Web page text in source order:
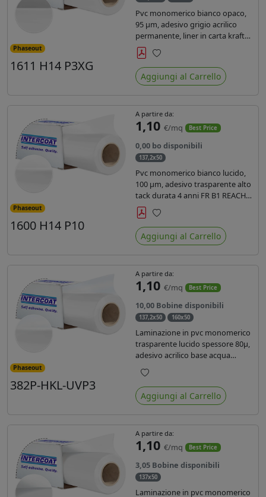
Phaseout
1611 H14 P3XG
Pvc monomerico bianco opaco,
95 µm, adesivo grigio acrilico
permanente, liner in carta kraft
siliconata 135gr/mq. Durata 3
anni, certificato FR B1, conforme
al REACH, stampa con ink
solvente, ecosolvente, uv e latex (
Preferiti
Aggiungi al Carrello
Phaseout
1600 H14 P10
A partire da:
1,10 €/mq Best Price
0,00 bo disponibili
137,2x50
Pvc monomerico bianco lucido,
100 µm, adesivo trasparente alto
tack durata 4 anni FR B1 REACH
per stampa solvente ecosolvente
uv latex, Liner in carta KRAFT
monosiliconata 135gr. brand
Intercoat.
Preferiti
Aggiungi al Carrello
Phaseout
382P-HKL-UVP3
A partire da:
1,10 €/mq Best Price
10,00 Bobine disponibili
137,2x50 160x50
Laminazione in pvc monomerico
trasparente lucido spessore 80µ,
adesivo acrilico base acqua
permanente, liner in carta
glassine siliconata da 72 gr. Durata
3 anni, ideale per laminare stampe
con ink solvente, eco-solvente e
Preferiti
Aggiungi al Carrello
A partire da:
1,10 €/mq Best Price
3,05 Bobine disponibili
137x50
Laminazione in pvc monomerico